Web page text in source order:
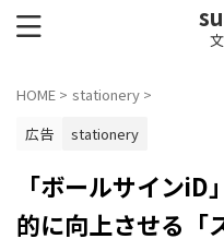
HOME > stationery >
広告
stationery
「ボールサイン
的に向上させる「